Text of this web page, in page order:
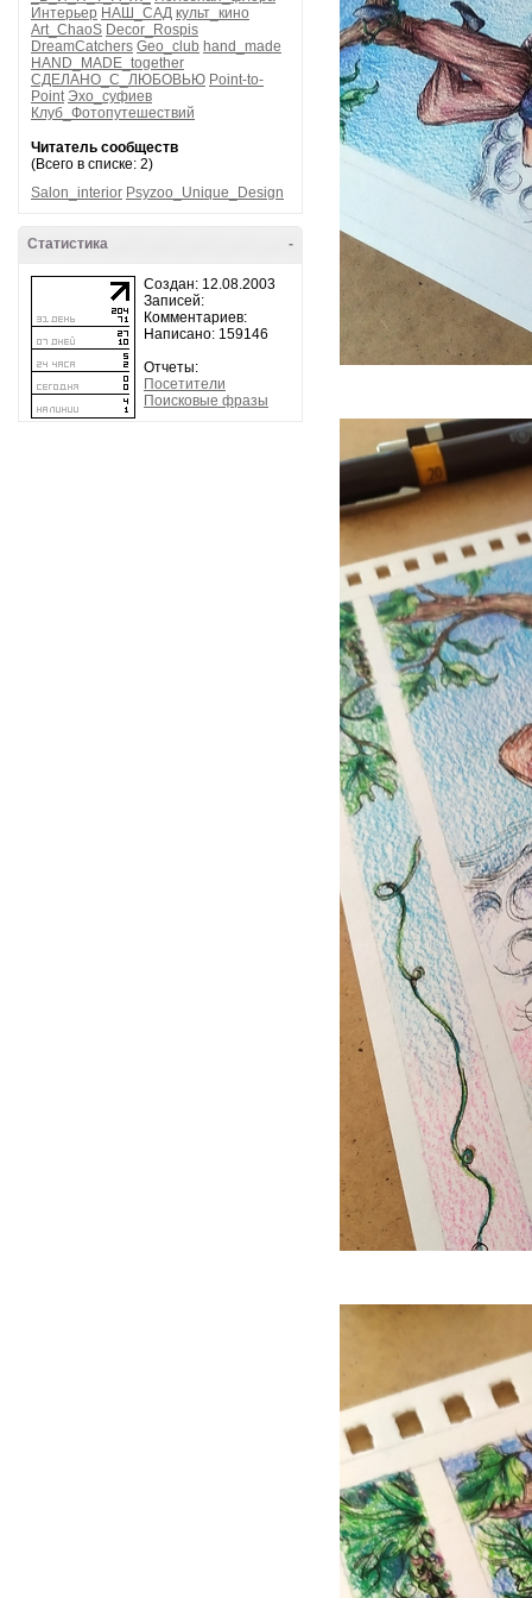
Интерьер НАШ_САД культ_кино
Art_ChaoS Decor_Rospis
DreamCatchers Geo_club hand_made
HAND_MADE_together
СДЕЛАНО_С_ЛЮБОВЬЮ Point-to-
Point Эхо_суфиев
Клуб_Фотопутешествий
Читатель сообществ
(Всего в списке: 2)
Salon_interior Psyzoo_Unique_Design
-
Статистика
Создан: 12.08.2003
Записей:
Комментариев:
Написано: 159146
Отчеты:
Посетители
Поисковые фразы